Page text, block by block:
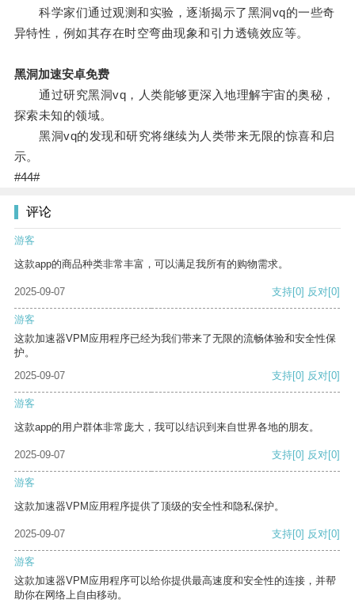
科学家们通过观测和实验，逐渐揭示了黑洞vq的一些奇
异特性，例如其存在时空弯曲现象和引力透镜效应等。
黑洞加速安卓免费
通过研究黑洞vq，人类能够更深入地理解宇宙的奥秘，
探索未知的领域。
黑洞vq的发现和研究将继续为人类带来无限的惊喜和启
示。
#44#
评论
游客
这款app的商品种类非常丰富，可以满足我所有的购物需求。
2025-09-07 支持[0] 反对[0]
游客
这款加速器VPM应用程序已经为我们带来了无限的流畅体验和安全性保
护。
2025-09-07
支持[0] 反对[0]
游客
这款app的用户群体非常庞大，我可以结识到来自世界各地的朋友。
2025-09-07 支持[0] 反对[0]
游客
这款加速器VPM应用程序提供了顶级的安全性和隐私保护。
2025-09-07 支持[0] 反对[0]
游客
这款加速器VPM应用程序可以给你提供最高速度和安全性的连接，并帮
助你在网络上自由移动。